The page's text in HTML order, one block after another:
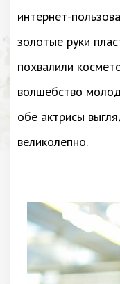
интернет-
золотые руки
похвалили
волшебство
обе актрисы
великолепно.